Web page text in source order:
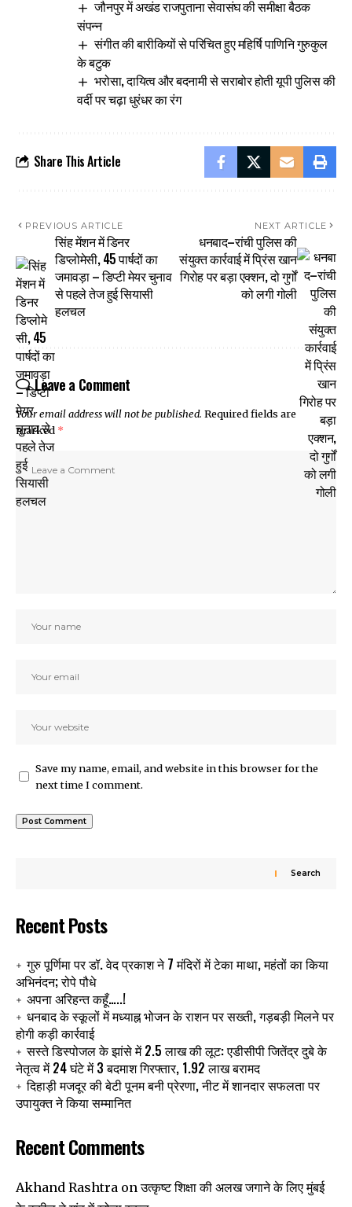
जौनपुर में अखंड राजपुताना सेवासंघ की समीक्षा बैठक
संपन्न
संगीत की बारीकियों से परिचित हुए महिर्षि पाणिनि गुरुकुल
के बटुक
भरोसा, दायित्व और बदनामी से सराबोर होती यूपी पुलिस की
वर्दी पर चढ़ा धुरंधर का रंग
Share This Article
PREVIOUS ARTICLE
सिंह मेंशन में डिनर
डिप्लोमेसी, 45 पार्षदों का
जमावड़ा – डिप्टी मेयर चुनाव
से पहले तेज हुई सियासी
हलचल
NEXT ARTICLE
धनबाद–रांची पुलिस की
संयुक्त कार्रवाई में प्रिंस खान
गिरोह पर बड़ा एक्शन, दो गुर्गों
को लगी गोली
Leave a Comment
Your email address will not be published. Required fields are
marked *
Save my name, email, and website in this browser for the
next time I comment.
Search
Recent Posts
गुरु पूर्णिमा पर डॉ. वेद प्रकाश ने 7 मंदिरों में टेका माथा, महंतों का किया
अभिनंदन; रोपे पौधे
अपना अरिहन्त कहूँ…..!
धनबाद के स्कूलों में मध्याह्न भोजन के राशन पर सख्ती, गड़बड़ी मिलने पर
होगी कड़ी कार्रवाई
सस्ते डिस्पोजल के झांसे में 2.5 लाख की लूट: एडीसीपी जितेंद्र दुबे के
नेतृत्व में 24 घंटे में 3 बदमाश गिरफ्तार, 1.92 लाख बरामद
दिहाड़ी मजदूर की बेटी पूनम बनी प्रेरणा, नीट में शानदार सफलता पर
उपायुक्त ने किया सम्मानित
Recent Comments
Akhand Rashtra onउत्कृष्ट शिक्षा की अलख जगाने के लिए मुंबई